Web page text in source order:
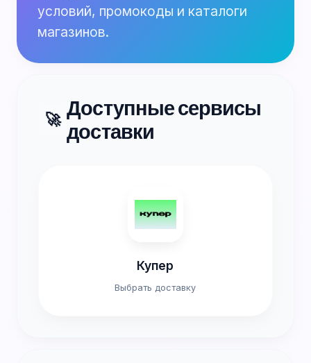
условий, промокоды и каталоги
магазинов.
🚀 Доступные сервисы
доставки
Купер
Выбрать доставку